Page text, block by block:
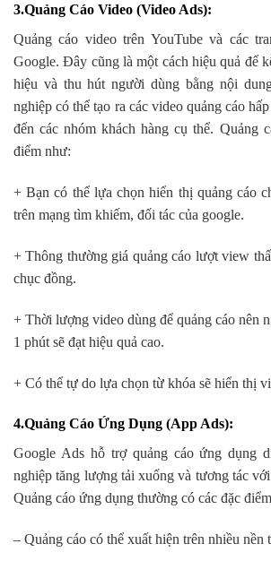
3.Quảng Cáo Video (Video Ads):
Quảng cáo video trên YouTube và các
Google. Đây cũng là một cách hiệu quả để
hiệu và thu hút người dùng bằng nội
nghiệp có thể tạo ra các video quảng cáo
đến các nhóm khách hàng cụ thể. Quảng
điểm như:
+ Bạn có thể lựa chọn hiển thị quảng cáo
trên mạng tìm khiếm, đối tác của google.
+ Thông thường giá quảng cáo lượt view
chục đồng.
+ Thời lượng video dùng để quảng cáo nên
1 phút sẽ đạt hiệu quả cao.
+ Có thể tự do lựa chọn từ khóa sẽ hiển thị
4.Quảng Cáo Ứng Dụng (App Ads):
Google Ads hỗ trợ quảng cáo ứng dụng
nghiệp tăng lượng tải xuống và tương tác
Quảng cáo ứng dụng thường có các đặc
– Quảng cáo có thể xuất hiện trên nhiều nền